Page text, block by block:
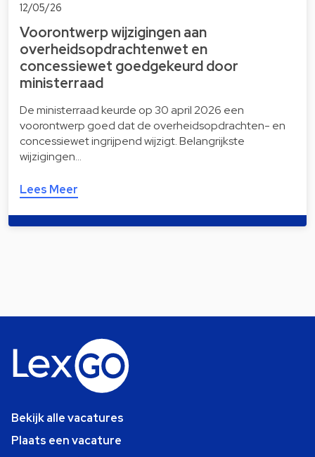
12/05/26
Voorontwerp wijzigingen aan
overheidsopdrachtenwet en
concessiewet goedgekeurd door
ministerraad
De ministerraad keurde op 30 april 2026 een
voorontwerp goed dat de overheidsopdrachten- en
concessiewet ingrijpend wijzigt. Belangrijkste
wijzigingen…
Lees Meer
Bekijk alle vacatures
Plaats een vacature